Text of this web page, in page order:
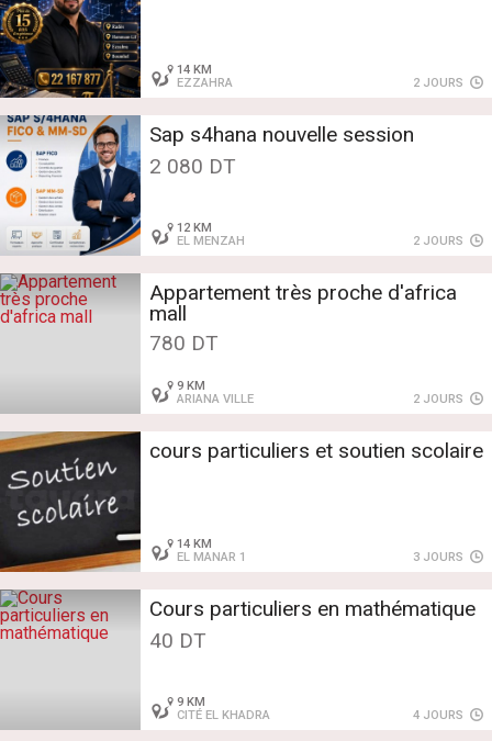
14 KM
EZZAHRA
2 JOURS
Sap s4hana nouvelle session
2 080 DT
12 KM
EL MENZAH
2 JOURS
Appartement très proche d'africa
mall
780 DT
9 KM
ARIANA VILLE
2 JOURS
cours particuliers et soutien scolaire
14 KM
EL MANAR 1
3 JOURS
Cours particuliers en mathématique
40 DT
9 KM
CITÉ EL KHADRA
4 JOURS